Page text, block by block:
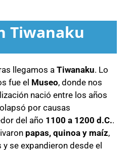
Tiwanaku
llegamos a Tiwanaku. Lo
fue el Museo, donde nos
nació entre los años
por causas
del año 1100 a 1200 d.C..
papas, quinoa y maíz,
se expandieron desde el